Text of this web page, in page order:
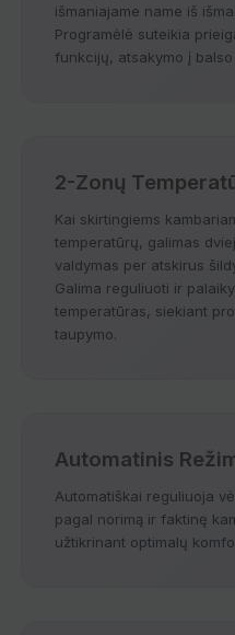
išmaniajame name iš
Programėlė suteikia
funkcijų, atsakymo į
2-Zonų
Kai skirtingiems
temperatūrų, galimas
valdymas per atskirus
Galima reguliuoti ir
temperatūras, siekiant
taupymo.
Automatinis
Automatiškai reguliuoja
pagal norimą ir faktinę
užtikrinant optimalų